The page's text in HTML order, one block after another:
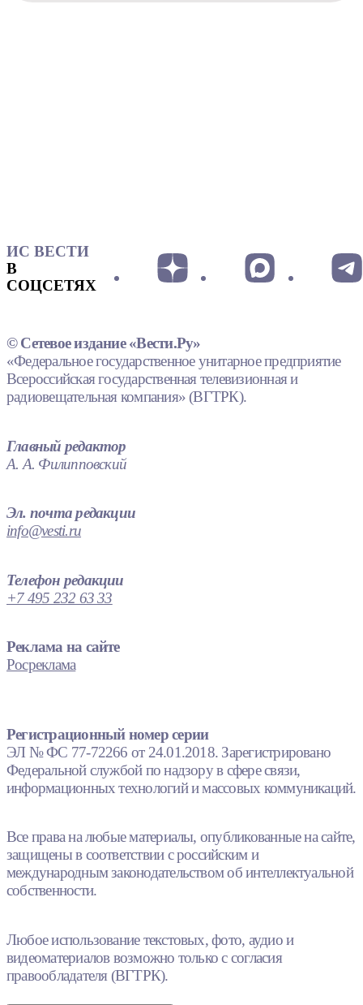
ИС ВЕСТИ
В
СОЦСЕТЯХ
© Сетевое издание «Вести.Ру»
«Федеральное государственное унитарное предприятие
Всероссийская государственная телевизионная и
радиовещательная компания» (ВГТРК).
Главный редактор
А. А. Филипповский
Эл. почта редакции
info@vesti.ru
Телефон редакции
+7 495 232 63 33
Реклама на сайте
Росреклама
Регистрационный номер серии
ЭЛ № ФС 77-72266 от 24.01.2018. Зарегистрировано
Федеральной службой по надзору в сфере связи,
информационных технологий и массовых коммуникаций.
Все права на любые материалы, опубликованные на сайте,
защищены в соответствии с российским и
международным законодательством об интеллектуальной
собственности.
Любое использование текстовых, фото, аудио и
видеоматериалов возможно только с согласия
правообладателя (ВГТРК).